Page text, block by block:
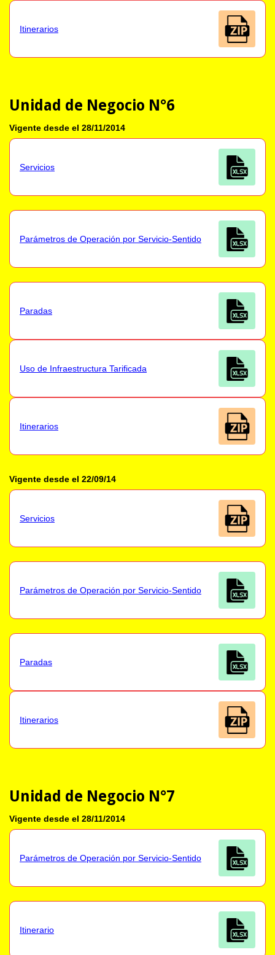
Itinerarios
Unidad de Negocio N°6
Vigente desde el 28/11/2014
Servicios
Parámetros de Operación por Servicio-Sentido
Paradas
Uso de Infraestructura Tarificada
Itinerarios
Vigente desde el 22/09/14
Servicios
Parámetros de Operación por Servicio-Sentido
Paradas
Itinerarios
Unidad de Negocio N°7
Vigente desde el 28/11/2014
Parámetros de Operación por Servicio-Sentido
Itinerario